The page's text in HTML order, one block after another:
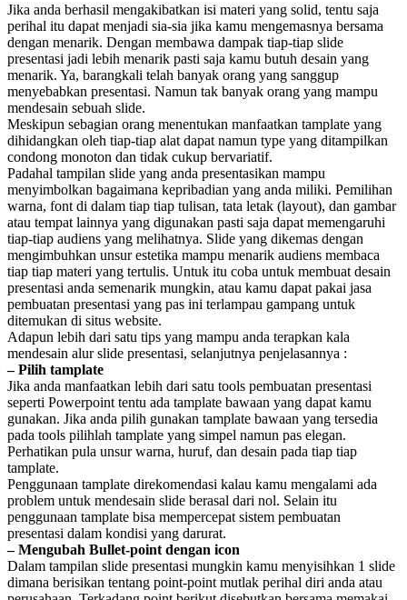
Jika anda berhasil mengakibatkan isi materi yang solid, tentu saja
perihal itu dapat menjadi sia-sia jika kamu mengemasnya bersama
dengan menarik. Dengan membawa dampak tiap-tiap slide
presentasi jadi lebih menarik pasti saja kamu butuh desain yang
menarik. Ya, barangkali telah banyak orang yang sanggup
menyebabkan presentasi. Namun tak banyak orang yang mampu
mendesain sebuah slide.
Meskipun sebagian orang menentukan manfaatkan tamplate yang
dihidangkan oleh tiap-tiap alat dapat namun type yang ditampilkan
condong monoton dan tidak cukup bervariatif.
Padahal tampilan slide yang anda presentasikan mampu
menyimbolkan bagaimana kepribadian yang anda miliki. Pemilihan
warna, font di dalam tiap tiap tulisan, tata letak (layout), dan gambar
atau tempat lainnya yang digunakan pasti saja dapat memengaruhi
tiap-tiap audiens yang melihatnya. Slide yang dikemas dengan
mengimbuhkan unsur estetika mampu menarik audiens membaca
tiap tiap materi yang tertulis. Untuk itu coba untuk membuat desain
presentasi anda semenarik mungkin, atau kamu dapat pakai jasa
pembuatan presentasi yang pas ini terlampau gampang untuk
ditemukan di situs website.
Adapun lebih dari satu tips yang mampu anda terapkan kala
mendesain alur slide presentasi, selanjutnya penjelasannya :
– Pilih tamplate
Jika anda manfaatkan lebih dari satu tools pembuatan presentasi
seperti Powerpoint tentu ada tamplate bawaan yang dapat kamu
gunakan. Jika anda pilih gunakan tamplate bawaan yang tersedia
pada tools pilihlah tamplate yang simpel namun pas elegan.
Perhatikan pula unsur warna, huruf, dan desain pada tiap tiap
tamplate.
Penggunaan tamplate direkomendasi kalau kamu mengalami ada
problem untuk mendesain slide berasal dari nol. Selain itu
penggunaan tamplate bisa mempercepat sistem pembuatan
presentasi dalam kondisi yang darurat.
– Mengubah Bullet-point dengan icon
Dalam tampilan slide presentasi mungkin kamu menyisihkan 1 slide
dimana berisikan tentang point-point mutlak perihal diri anda atau